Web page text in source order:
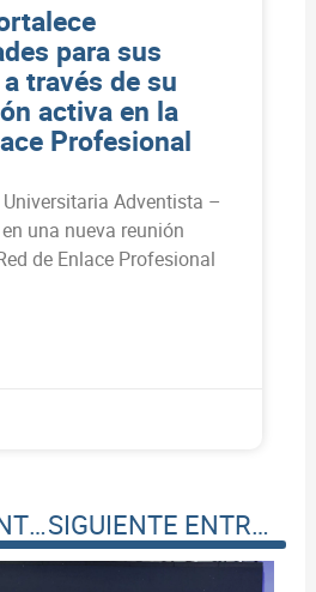
para sus
través de su
activa en la
Profesional
Adventista –
una nueva reunión
de Enlace Profesional
<< ENTRADA ANTERIOR SIGUIENTE ENTRADA >>